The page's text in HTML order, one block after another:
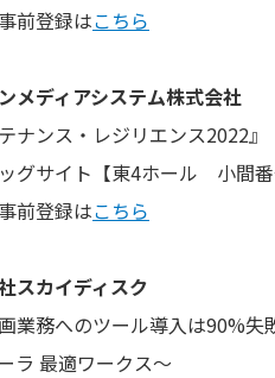
前登録はこちら
メディアシステム株式会社
テナンス・レジリエンス2022
グサイト【東4ホール 小間番
前登録はこちら
スカイディスク
業務へのツール導入は90%
ラ 最適ワークス〜